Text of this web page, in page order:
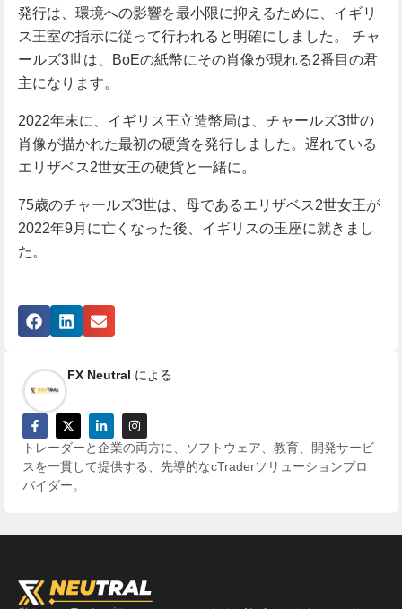
発行は、環境への影響を最小限に抑えるために、イギリ
ス王室の指示に従って行われると明確にしました。 チャ
ールズ3世は、BoEの紙幣にその肖像が現れる2番目の君
主になります。
2022年末に、イギリス王立造幣局は、チャールズ3世の
肖像が描かれた最初の硬貨を発行しました。遅れている
エリザベス2世女王の硬貨と一緒に。
75歳のチャールズ3世は、母であるエリザベス2世女王が
2022年9月に亡くなった後、イギリスの玉座に就きまし
た。
FX Neutral による
トレーダーと企業の両方に、ソフトウェア、教育、開発サービ
スを一貫して提供する、先導的なcTraderソリューションプロ
バイダー。